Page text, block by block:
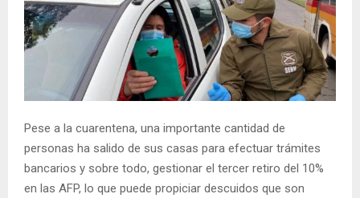
Y
M
E
N
U
Pese a la cuarentena, una importante cantidad de
personas ha salido de sus casas para efectuar trámites
bancarios y sobre todo, gestionar el tercer retiro del 10%
en las AFP, lo que puede propiciar descuidos que son